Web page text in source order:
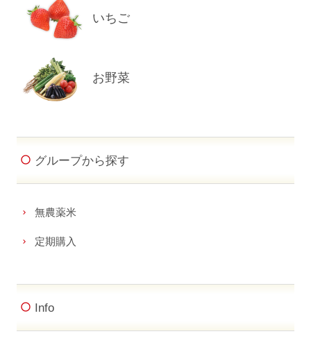
いちご
お野菜
グループから探す
無農薬米
定期購入
Info